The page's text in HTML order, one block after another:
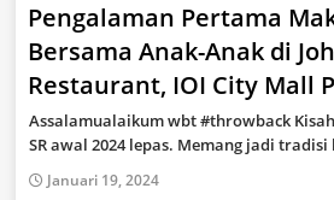
Pengalaman Pertama
Bersama Anak-Anak di
Restaurant, IOI City Mall
Assalamualaikum wbt #throwback
SR awal 2024 lepas. Memang jadi tradisi
Januari 19, 2024